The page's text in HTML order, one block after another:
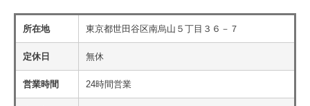
所在地 東京都世田谷区南烏山５丁目３６－７
定休日 無休
営業時間 24時間営業